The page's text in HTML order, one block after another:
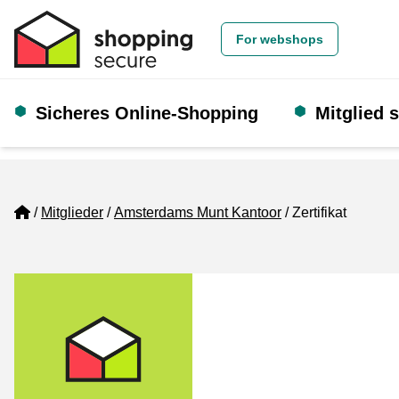
For webshops
Sicheres Online-Shopping Mitglied
Home
Mitglieder Amsterdams Munt Kantoor Zertifikat